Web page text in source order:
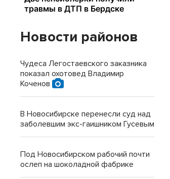
Новости районов
Чудеса Легостаевского заказника
показал охотовед Владимир
Коченов
В Новосибирске перенесли суд над
заболевшим экс-гаишником Гусевым
Под Новосибирском рабочий почти
ослеп на шоколадной фабрике